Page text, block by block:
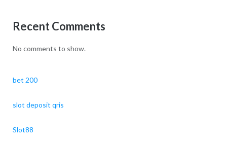
Recent Comments
No comments to show.
bet 200
slot deposit qris
Slot88